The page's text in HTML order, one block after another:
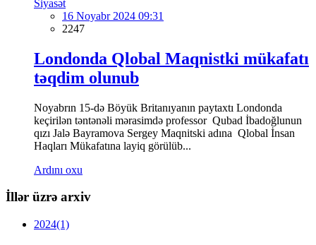
Siyasət
16 Noyabr 2024 09:31
2247
Londonda Qlobal Maqnistki mükafatı
təqdim olunub
Noyabrın 15-də Böyük Britanıyanın paytaxtı Londonda
keçirilən təntənəli mərasimdə professor Qubad İbadoğlunun
qızı Jalə Bayramova Sergey Maqnitski adına Qlobal İnsan
Haqları Mükafatına layiq görülüb...
Ardını oxu
İllər üzrə arxiv
2024(1)